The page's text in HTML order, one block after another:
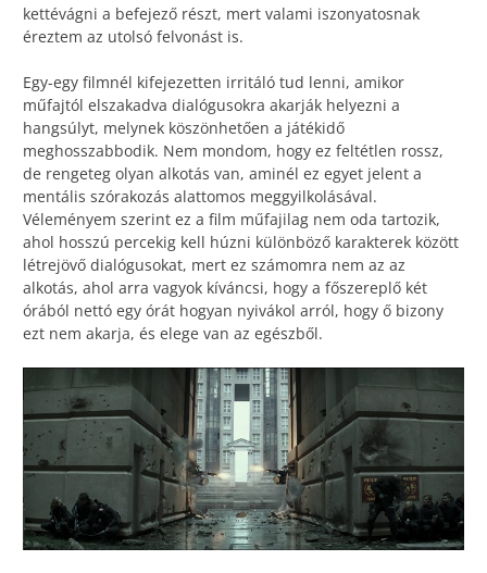
kettévágni a befejező részt, mert valami iszonyatosnak
éreztem az utolsó felvonást is.
Egy-egy filmnél kifejezetten irritáló tud lenni, amikor
műfajtól elszakadva dialógusokra akarják helyezni a
hangsúlyt, melynek köszönhetően a játékidő
meghosszabbodik. Nem mondom, hogy ez feltétlen rossz,
de rengeteg olyan alkotás van, aminél ez egyet jelent a
mentális szórakozás alattomos meggyilkolásával.
Véleményem szerint ez a film műfajilag nem oda tartozik,
ahol hosszú percekig kell húzni különböző karakterek között
létrejövő dialógusokat, mert ez számomra nem az az
alkotás, ahol arra vagyok kíváncsi, hogy a főszereplő két
órából nettó egy órát hogyan nyivákol arról, hogy ő bizony
ezt nem akarja, és elege van az egészből.